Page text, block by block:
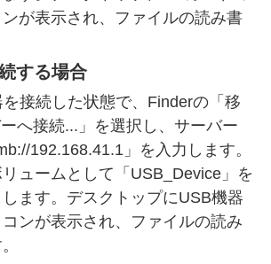
ンが表示され、ファイルの読み書
する場合
接続した状態で、Finderの「移
へ接続...」を選択し、サーバー
192.168.41.1」を入力します。
ュームとして「USB_Device」を
ます。デスクトップにUSB機器
ンが表示され、ファイルの読み